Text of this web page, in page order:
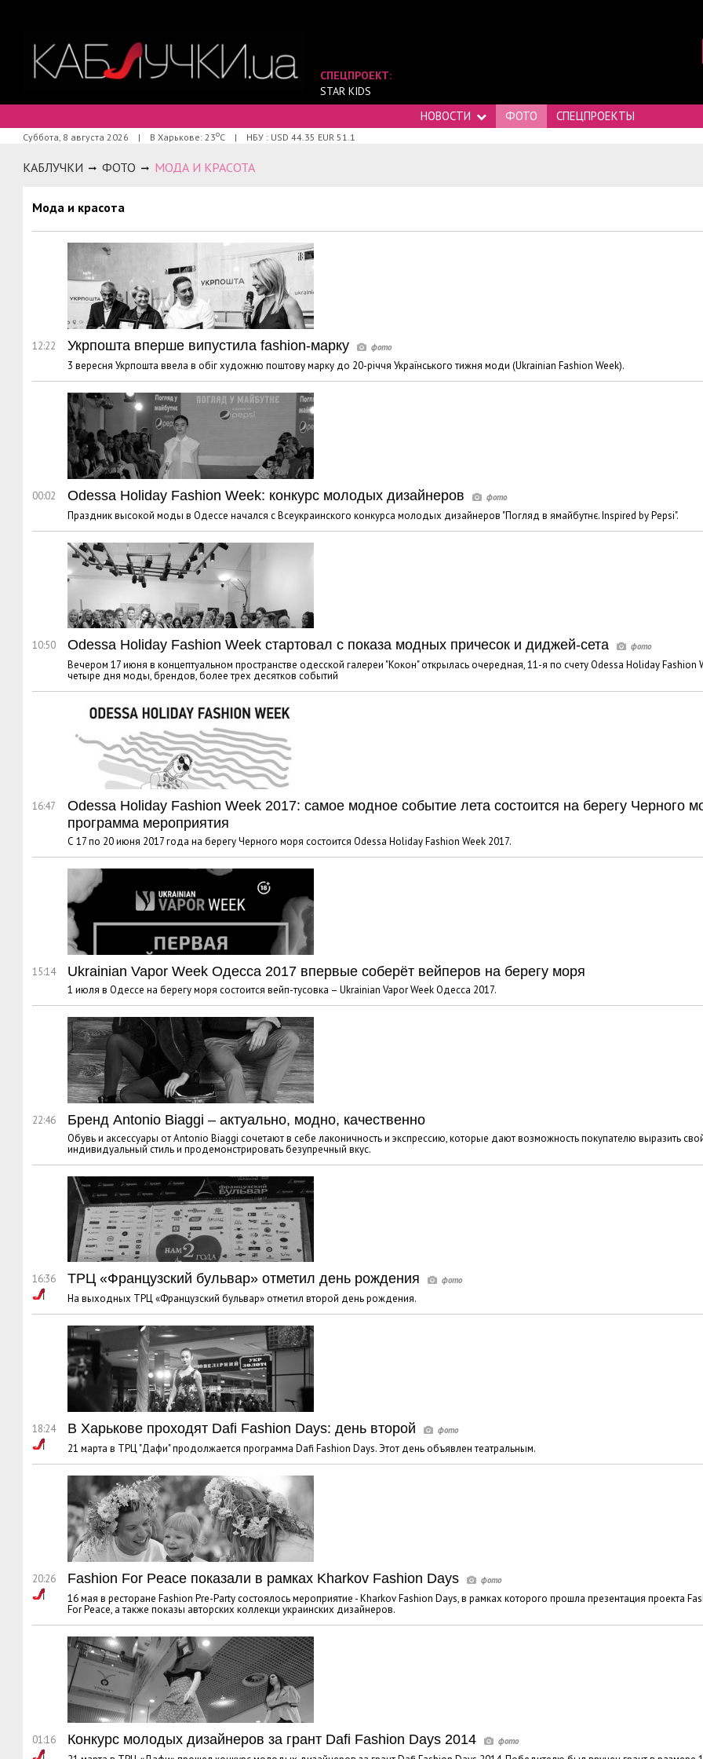
СПЕЦПРОЕКТ:
STAR KIDS
НОВОСТИ ФОТО СПЕЦПРОЕКТЫ
Суббота, 8 августа 2026 | В Харькове: 23оС | НБУ : USD 44.35 EUR 51.1
КАБЛУЧКИ ФОТО МОДА И КРАСОТА
Мода и красота
12:22 Укрпошта вперше випустила fashion-марку
3 вересня Укрпошта ввела в обіг художню поштову марку до 20-річчя Українського тижня моди (Ukrainian Fashion Week).
00:02 Odessa Holiday Fashion Week: конкурс молодых дизайнеров
Праздник высокой моды в Одессе начался с Всеукраинского конкурса молодых дизайнеров "Погляд в ямайбутнє. Inspired by Pepsi".
10:50 Odessa Holiday Fashion Week стартовал с показа модных причесок и диджей-сета
Вечером 17 июня в концептуальном пространстве одесской галереи "Кокон" открылась очередная, 11-я по счету Odessa Holiday Fashion
четыре дня моды, брендов, более трех десятков событий
16:47
Odessa Holiday Fashion Week 2017: самое модное событие лета состоится на берегу Черного
программа мероприятия
С 17 по 20 июня 2017 года на берегу Черного моря состоится Odessa Holiday Fashion Week 2017.
15:14 Ukrainian Vapor Week Одесса 2017 впервые соберёт вейперов на берегу моря
1 июля в Одессе на берегу моря состоится вейп-тусовка – Ukrainian Vapor Week Одесса 2017.
22:46 Бренд Antonio Biaggi – актуально, модно, качественно
Обувь и аксессуары от Antonio Biaggi сочетают в себе лаконичность и экспрессию, которые дают возможность покупателю выразить
индивидуальный стиль и продемонстрировать безупречный вкус.
16:36 ТРЦ «Французский бульвар» отметил день рождения
На выходных ТРЦ «Французский бульвар» отметил второй день рождения.
18:24 В Харькове проходят Dafi Fashion Days: день второй
21 марта в ТРЦ "Дафи" продолжается программа Dafi Fashion Days. Этот день объявлен театральным.
20:26 Fashion For Peace показали в рамках Kharkov Fashion Days
16 мая в ресторане Fashion Pre-Party состоялось мероприятие - Kharkov Fashion Days, в рамках которого прошла презентация проекта
For Peace, а также показы авторских коллекци украинских дизайнеров.
01:16 Конкурс молодых дизайнеров за грант Dafi Fashion Days 2014